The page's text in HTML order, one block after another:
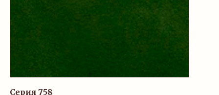
Серия 758